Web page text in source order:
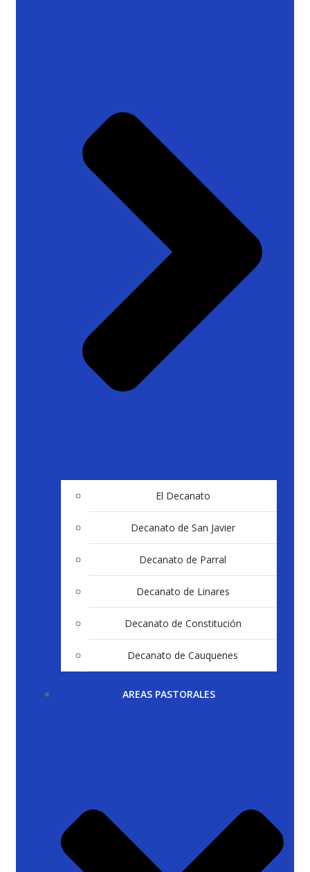
El Decanato
Decanato de San Javier
Decanato de Parral
Decanato de Linares
Decanato de Constitución
Decanato de Cauquenes
AREAS PASTORALES